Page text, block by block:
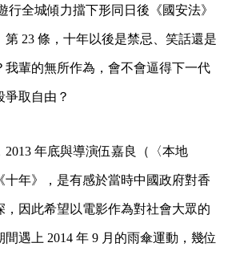
行全城傾力擋下形同日後《國安法》
第 23 條，十年以後是禁忌、笑話還是
我輩的無所作為，會不會逼得下一代
爭取自由？
2013 年底與導演伍嘉良（〈本地
十年》，是有感於當時中國政府對香
，因此希望以電影作為對社會大眾的
遇上 2014 年 9 月的雨傘運動，幾位